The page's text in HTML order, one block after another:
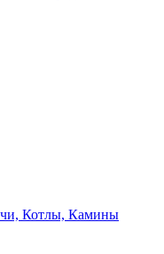
Котлы, Камины